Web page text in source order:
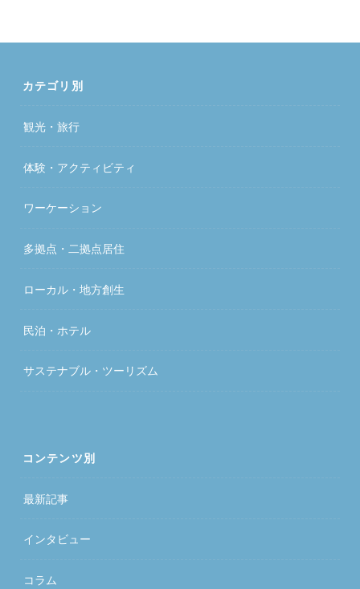
カテゴリ別
観光・旅行
体験・アクティビティ
ワーケーション
多拠点・二拠点居住
ローカル・地方創生
民泊・ホテル
サステナブル・ツーリズム
コンテンツ別
最新記事
インタビュー
コラム